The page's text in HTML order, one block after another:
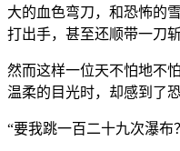
大的血色弯刀，和恐怖的
打出手，甚至还顺带一刀
然而这样一位天不怕地不
温柔的目光时，却感到了
“要我跳一百二十九次瀑布